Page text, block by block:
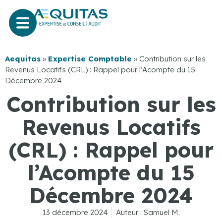
Aequitas » Expertise Comptable » Contribution sur les
Revenus Locatifs (CRL) : Rappel pour l’Acompte du 15
Décembre 2024
Contribution sur les
Revenus Locatifs
(CRL) : Rappel pour
l’Acompte du 15
Décembre 2024
13 décembre 2024 Auteur : Samuel M.